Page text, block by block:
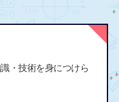
・技術を身につけら